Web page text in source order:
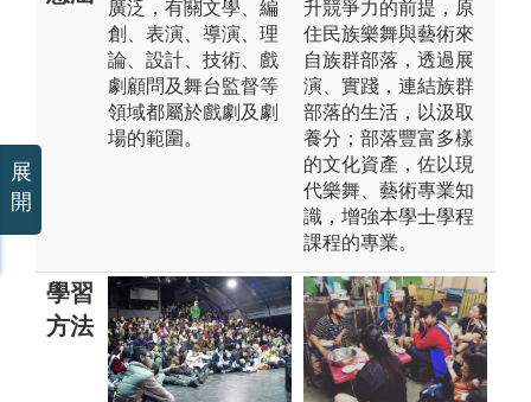
廣泛，有關文學、編
創、表演、導演、理
論、設計、技術、戲
劇顧問及舞台監督等
領域都屬於戲劇及劇
場的範圍。
升競爭力的前提，原
住民族樂舞與藝術來
自族群部落，透過展
演、實踐，連結族群
部落的生活，以汲取
養分；部落豐富多樣
的文化資產，佐以現
代樂舞、藝術專業知
識，增強本學士學程
課程的專業。
學習
方法
展
開